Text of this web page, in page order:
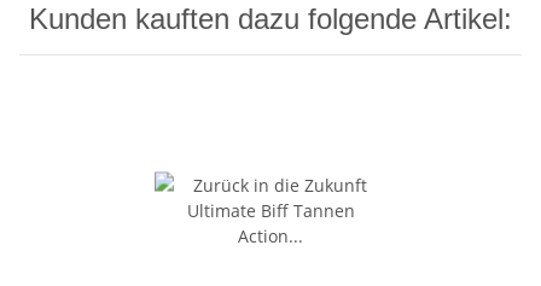
Kunden kauften dazu folgende Artikel: